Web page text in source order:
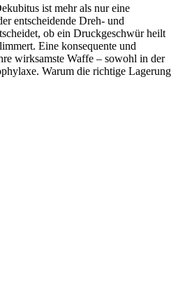
ist mehr als nur eine
entscheidende Dreh- und
ob ein Druckgeschwür heilt
Eine konsequente und
wirksamste Waffe – sowohl in der
Warum die richtige Lagerung